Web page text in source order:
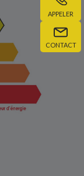
APPELER
CONTACT